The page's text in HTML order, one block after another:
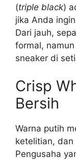
(triple black)
jika Anda
Dari jauh,
formal,
sneaker di
Crisp
Bersih
Warna putih
ketelitian,
Pengusaha